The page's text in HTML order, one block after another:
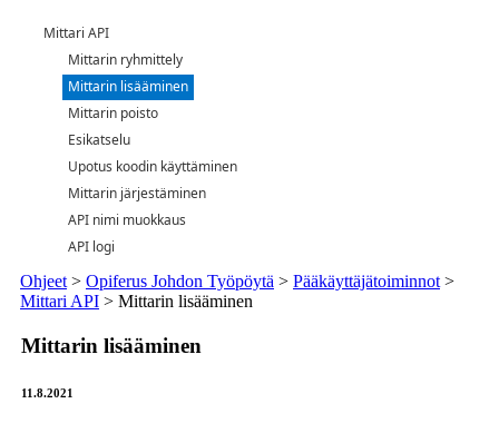
Mittari API
Mittarin ryhmittely
Mittarin lisääminen
Mittarin poisto
Esikatselu
Upotus koodin käyttäminen
Mittarin järjestäminen
API nimi muokkaus
API logi
Ohjeet > Opiferus Johdon Työpöytä > Pääkäyttäjätoiminnot >
Mittari API > Mittarin lisääminen
Mittarin lisääminen
11.8.2021